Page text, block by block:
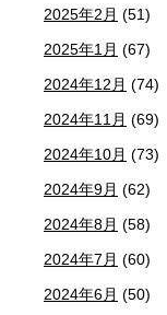
2025年2月 (51)
2025年1月 (67)
2024年12月 (74)
2024年11月 (69)
2024年10月 (73)
2024年9月 (62)
2024年8月 (58)
2024年7月 (60)
2024年6月 (50)